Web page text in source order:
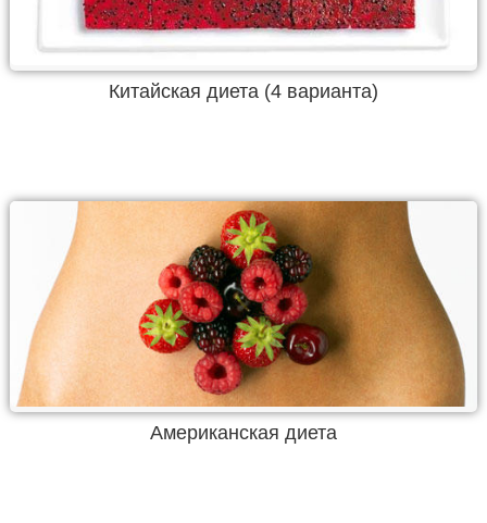
Китайская диета (4 варианта)
Американская диета